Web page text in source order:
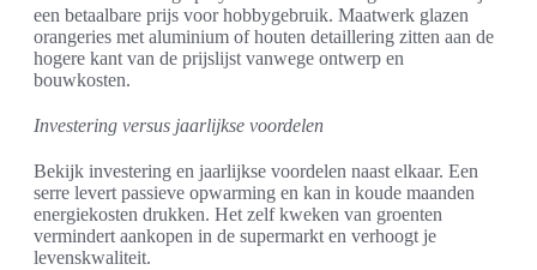
een betaalbare prijs voor hobbygebruik. Maatwerk glazen
orangeries met aluminium of houten detaillering zitten aan de
hogere kant van de prijslijst vanwege ontwerp en
bouwkosten.
Investering versus jaarlijkse voordelen
Bekijk investering en jaarlijkse voordelen naast elkaar. Een
serre levert passieve opwarming en kan in koude maanden
energiekosten drukken. Het zelf kweken van groenten
vermindert aankopen in de supermarkt en verhoogt je
levenskwaliteit.